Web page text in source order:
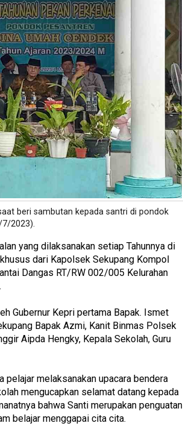
beri sambutan kepada santri di pondok
7/2023).
yang dilaksanakan setiap Tahunnya di
dari Kapolsek Sekupang Kompol
Dangas RT/RW 002/005 Kelurahan
Gubernur Kepri pertama Bapak. Ismet
Bapak Azmi, Kanit Binmas Polsek
Aipda Hengky, Kepala Sekolah, Guru
melaksanakan upacara bendera
mengucapkan selamat datang kepada
bahwa Santi merupakan penguatan
belajar menggapai cita cita.